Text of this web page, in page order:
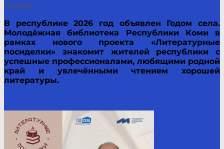
Печать
В республике 2026 год объявлен Годом села.
Молодёжная библиотека Республики Коми в
рамках нового проекта «Литературные
посиделки» знакомит жителей республики с
успешные профессионалами, любящими родной
край и увлечёнными чтением хорошей
литературы.